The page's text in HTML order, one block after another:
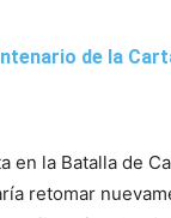
de la
en la Batalla de
retomar